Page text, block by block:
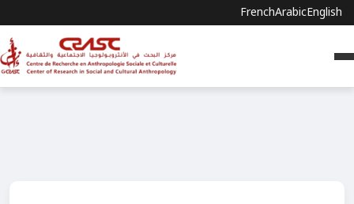
FrenchArabicEnglish